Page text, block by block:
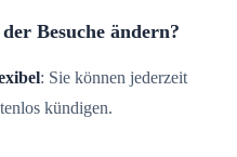
Besuche ändern?
: Sie können jederzeit
kündigen.